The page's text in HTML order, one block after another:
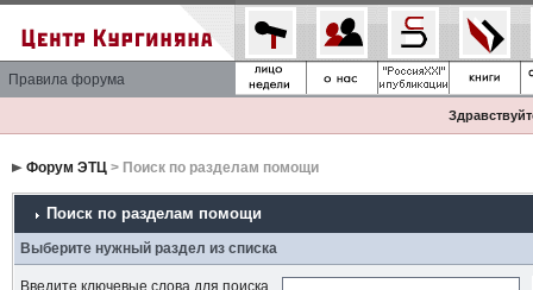
Правила форума
Форум ЭТЦ> Поиск по разделам помощи
Поиск по разделам помощи
Выберите нужный раздел из списка
Введите ключевые слова для поиска